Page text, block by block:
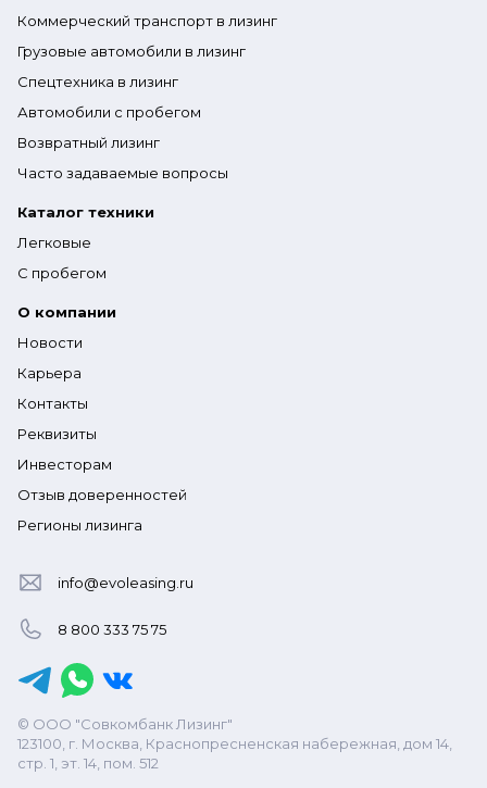
Коммерческий транспорт в лизинг
Грузовые автомобили в лизинг
Спецтехника в лизинг
Автомобили с пробегом
Возвратный лизинг
Часто задаваемые вопросы
Каталог техники
Легковые
С пробегом
О компании
Новости
Карьера
Контакты
Реквизиты
Инвесторам
Отзыв доверенностей
Регионы лизинга
info@evoleasing.ru
8 800 333 75 75
© ООО "Совкомбанк Лизинг"
123100, г. Москва, Краснопресненская набережная, дом 14,
стр. 1, эт. 14, пом. 512